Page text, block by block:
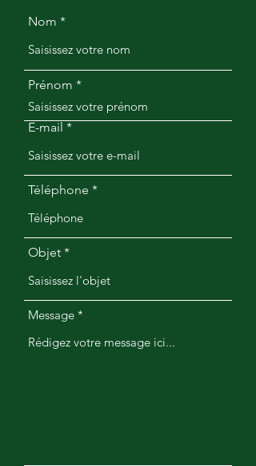
Nom
Prénom
E-mail
Téléphone
Objet
Message